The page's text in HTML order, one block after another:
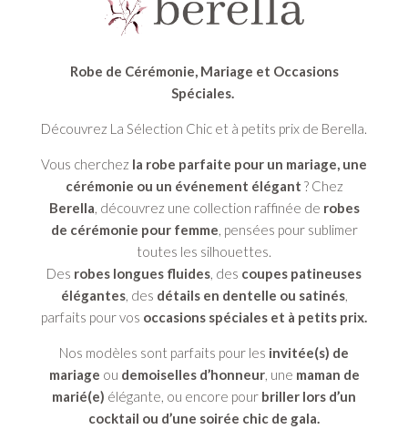
Robe de Cérémonie, Mariage et Occasions
Spéciales.
Découvrez La Sélection Chic et à petits prix de Berella.
Vous cherchez la robe parfaite pour un mariage, une
cérémonie ou un événement élégant ? Chez
Berella, découvrez une collection raffinée de robes
de cérémonie pour femme, pensées pour sublimer
toutes les silhouettes.
Des robes longues fluides, des coupes patineuses
élégantes, des détails en dentelle ou satinés,
parfaits pour vos occasions spéciales et à petits prix.
Nos modèles sont parfaits pour les invitée(s) de
mariage ou demoiselles d’honneur, une maman de
marié(e) élégante, ou encore pour briller lors d’un
cocktail ou d’une soirée chic de gala.